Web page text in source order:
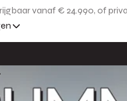
vanaf € 24.990, of